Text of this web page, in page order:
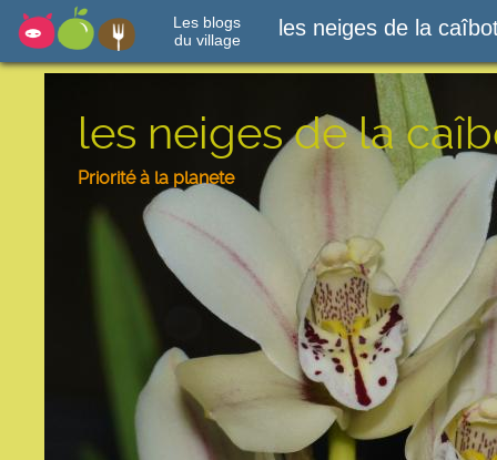
Les blogs
du village
les neiges de la
les neiges de la
Priorité à la planete